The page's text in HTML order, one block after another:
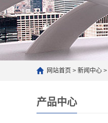
网站首页 > 新闻中心 >
产品中心